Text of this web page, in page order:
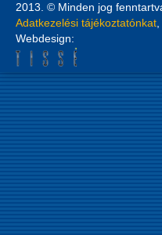
2013. © Minden jog
Adatkezelési tájékoztatónkat
Webdesign: